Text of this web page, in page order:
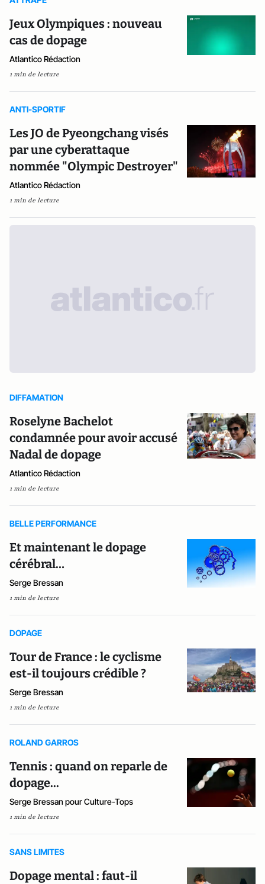
Jeux Olympiques : nouveau
cas de dopage
Atlantico Rédaction
1 min de lecture
ANTI-SPORTIF
Les JO de Pyeongchang visés
par une cyberattaque
nommée "Olympic Destroyer"
Atlantico Rédaction
1 min de lecture
DIFFAMATION
Roselyne Bachelot
condamnée pour avoir accusé
Nadal de dopage
Atlantico Rédaction
1 min de lecture
BELLE PERFORMANCE
Et maintenant le dopage
cérébral…
Serge Bressan
1 min de lecture
DOPAGE
Tour de France : le cyclisme
est-il toujours crédible ?
Serge Bressan
1 min de lecture
ROLAND GARROS
Tennis : quand on reparle de
dopage...
Serge Bressan pour Culture-Tops
1 min de lecture
SANS LIMITES
Dopage mental : faut-il